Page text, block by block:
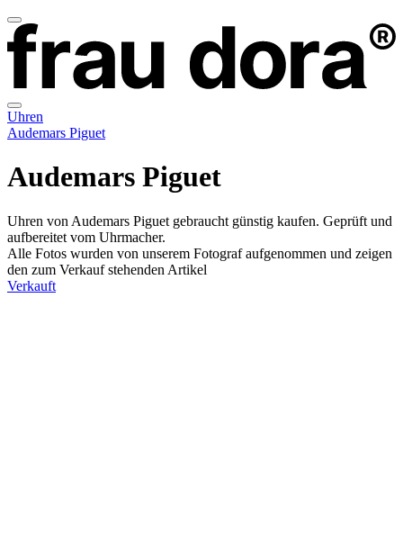
Uhren
Audemars Piguet
Audemars Piguet
Uhren von Audemars Piguet gebraucht günstig kaufen. Geprüft und
aufbereitet vom Uhrmacher.
Alle Fotos wurden von unserem Fotograf aufgenommen und zeigen
den zum Verkauf stehenden Artikel
Verkauft